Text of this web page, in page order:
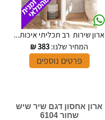
ארון שירות רב תכליתי איכות...
המחיר שלנו:383
₪
פרטים נוספים
ארון אחסון דגם שיר שיש
שחור 6104